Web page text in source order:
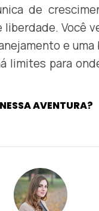
de
Você
e uma
limites para
AVENTURA?